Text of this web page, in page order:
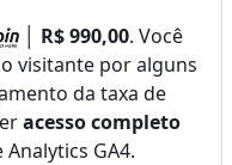
R$ 990,00. Você
visitante por alguns
da taxa de
acesso completo
GA4.